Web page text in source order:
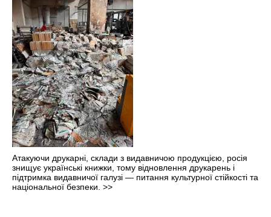
Атакуючи друкарні, склади з видавничою продукцією, росія
знищує українські книжки, тому відновлення друкарень і
підтримка видавничої галузі — питання культурної стійкості та
національної безпеки. >>